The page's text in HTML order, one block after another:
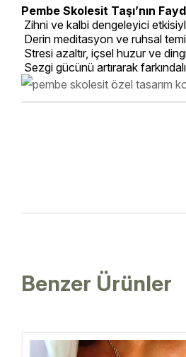
Pembe Skolesit Taşı’nın
Zihni ve kalbi dengeleyici
Derin meditasyon ve ruhsal
Stresi azaltır, içsel huzur ve
Sezgi gücünü artırarak
Benzer Ürünler